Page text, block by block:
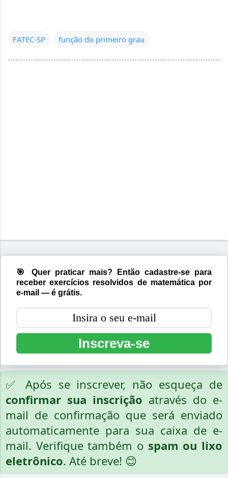
FATEC-SP função do primeiro grau
🎯 Quer praticar mais? Então cadastre-se para
receber exercícios resolvidos de matemática por
e-mail — é grátis.
Inscreva-se
✅ Após se inscrever, não esqueça de
confirmar sua inscrição através do e-
mail de confirmação que será enviado
automaticamente para sua caixa de e-
mail. Verifique também o spam ou lixo
eletrônico. Até breve! 😊